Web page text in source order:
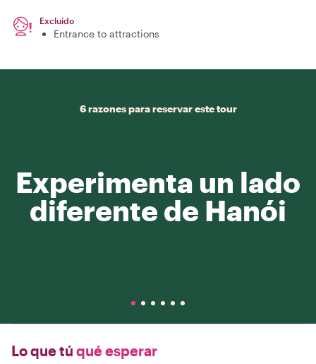
Excluido
Entrance to attractions
6 razones para reservar este tour
Experimenta un lado
diferente de Hanói
Lo que tú qué esperar